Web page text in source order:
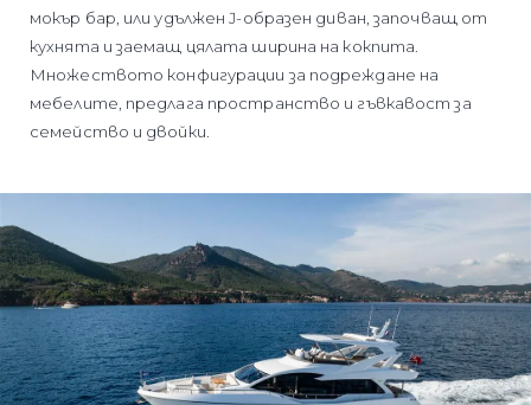
мокър бар, или удължен J-образен диван, започващ от
кухнята и заемащ цялата ширина на кокпита.
Множеството конфигурации за подреждане на
мебелите, предлага пространство и гъвкавост за
семейство и двойки.